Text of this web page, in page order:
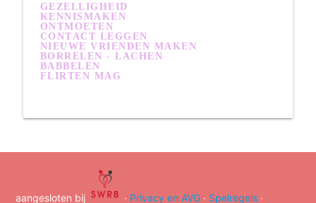
GEZELLIGHEID
KENNISMAKEN
ONTMOETEN
CONTACT LEGGEN
NIEUWE VRIENDEN MAKEN
BORRELEN - LACHEN
BABBELEN
FLIRTEN MAG
aangesloten bij · Privacy en AVG· Spelregels·